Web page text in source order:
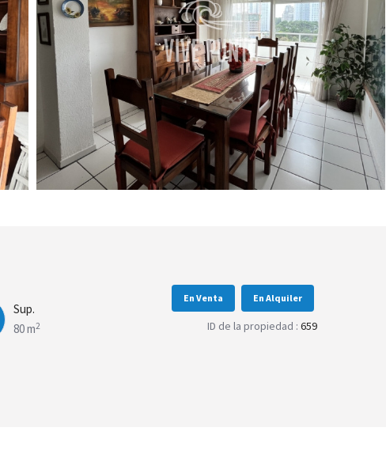
Sup.
80 m2
En Venta En Alquiler
ID de la propiedad : 659